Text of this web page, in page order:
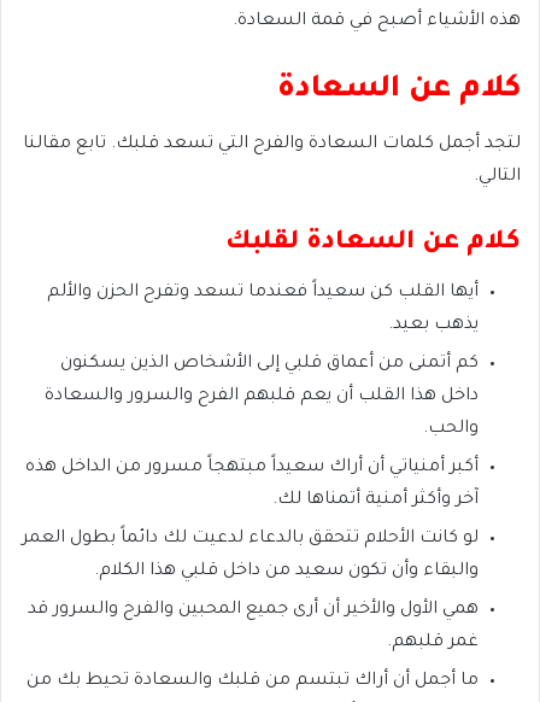
هذه الأشياء أصبح في قمة السعادة.
كلام عن السعادة
لتجد أجمل كلمات السعادة والفرح التي تسعد قلبك. تابع مقالنا
التالي.
كلام عن السعادة لقلبك
أيها القلب كن سعيداً فعندما تسعد وتفرح الحزن والألم
يذهب بعيد.
كم أتمنى من أعماق قلبي إلى الأشخاص الذين يسكنون
داخل هذا القلب أن يعم قلبهم الفرح والسرور والسعادة
والحب.
أكبر أمنياتي أن أراك سعيداً مبتهجاً مسرور من الداخل هذه
آخر وأكثر أمنية أتمناها لك.
لو كانت الأحلام تتحقق بالدعاء لدعيت لك دائماً بطول العمر
والبقاء وأن تكون سعيد من داخل قلبي هذا الكلام.
همي الأول والأخير أن أرى جميع المحبين والفرح والسرور قد
غمر قلبهم.
ما أجمل أن أراك تبتسم من قلبك والسعادة تحيط بك من